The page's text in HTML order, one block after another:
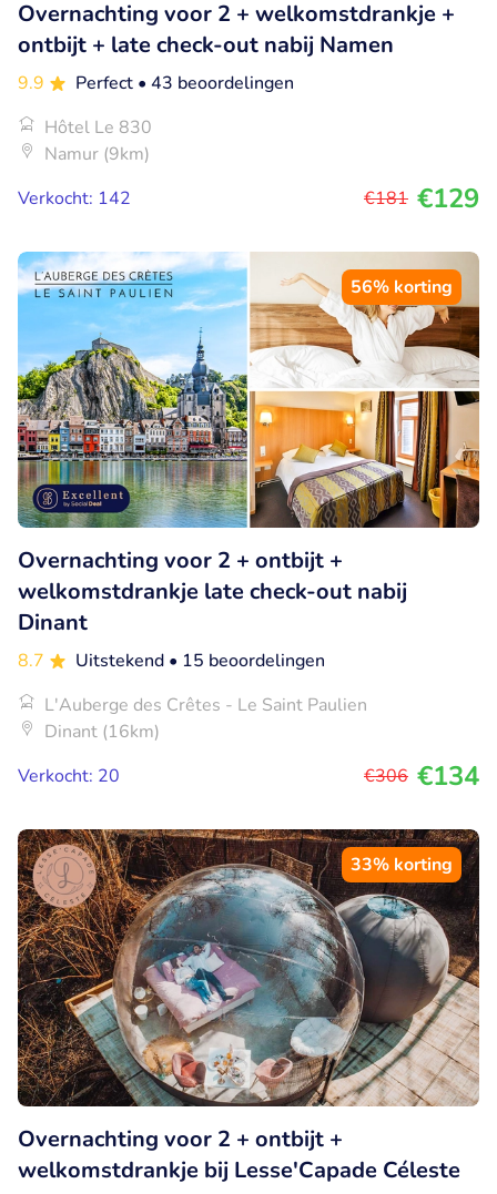
Overnachting voor 2 + welkomstdrankje +
ontbijt + late check-out nabij Namen
9.9 Perfect • 43 beoordelingen
Hôtel Le 830
Namur (9km)
Verkocht: 142
€181 €129
56% korting
Overnachting voor 2 + ontbijt +
welkomstdrankje late check-out nabij
Dinant
8.7 Uitstekend • 15 beoordelingen
L'Auberge des Crêtes - Le Saint Paulien
Dinant (16km)
Verkocht: 20
€306 €134
33% korting
Overnachting voor 2 + ontbijt +
welkomstdrankje bij Lesse'Capade Céleste